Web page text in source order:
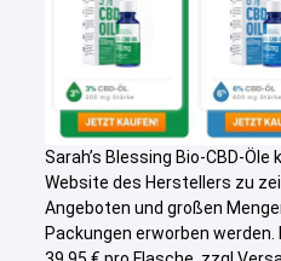
Sarah’s Blessing Bio-CBD-
Website des Herstellers zu
Angeboten und großen
Packungen erworben werden.